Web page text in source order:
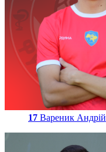
17 Вареник Андрій